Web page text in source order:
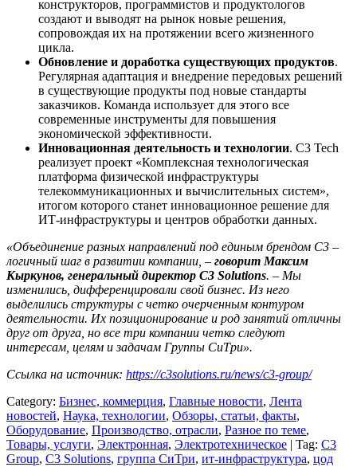
конструкторов, программистов и продуктологов
создают и выводят на рынок новые решения,
сопровождая их на протяжении всего жизненного
цикла.
Обновление и доработка существующих продуктов.
Регулярная адаптация и внедрение передовых решений
в существующие продукты под новые стандарты
заказчиков. Команда использует для этого все
современные инструменты для повышения
экономической эффективности.
Инновационная деятельность и технологии. C3 Tech
реализует проект «Комплексная технологическая
платформа физической инфраструктуры
телекоммуникационных и вычислительных систем»,
итогом которого станет инновационное решение для
ИТ-инфраструктуры и центров обработки данных.
«Объединение разных направлений под единым брендом C3 –
логичный шаг в развитии компании, – говорит Максим
Кыркунов, генеральный директор C3 Solutions. – Мы
изменились, дифференцировали свой бизнес. Из него
выделились структуры с четко очерченным контуром
деятельности. Их позиционирование и род занятий отличны
друг от друга, но все три компании четко следуют
интересам, целям и задачам Группы СиТри».
Ссылка на источник: https://c3solutions.ru/news/c3-group/
Category: Бизнес, коммерция, Главные новости, Лента
новостей, Наука, технологии, Обзоры, статьи, факты,
Оборудование, Производство, отрасли, Разное по теме,
Товары, услуги, Электронная, Электротехническое | Tag: C3
Group, C3 Solutions, группа СиТри, ит-инфраструктура, цод